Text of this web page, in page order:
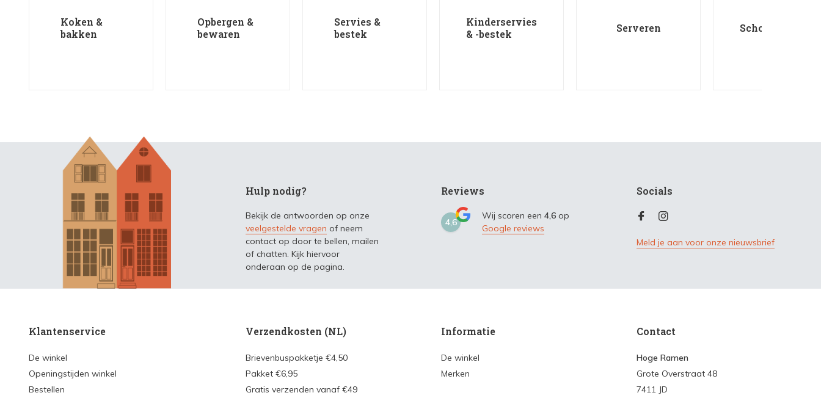
Koken &
bakken
Opbergen &
bewaren
Servies &
bestek
Kinderservies
& -bestek
Serveren Schoonmaken
Hulp nodig?
Bekijk de antwoorden op onze
veelgestelde vragen of neem
contact op door te bellen, mailen
of chatten. Kijk hiervoor
onderaan op de pagina.
Reviews
4,6
Wij scoren een 4,6 op
Google reviews
Socials
Meld je aan voor onze nieuwsbrief
Klantenservice
De winkel
Openingstijden winkel
Bestellen
Verzendkosten (NL)
Brievenbuspakketje €4,50
Pakket €6,95
Gratis verzenden vanaf €49
Informatie
De winkel
Merken
Contact
Hoge Ramen
Grote Overstraat 48
7411 JD